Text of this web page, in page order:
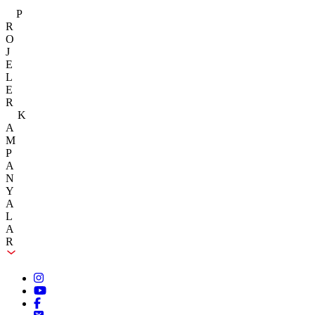
P
R
O
J
E
L
E
R
K
A
M
P
A
N
Y
A
L
A
R